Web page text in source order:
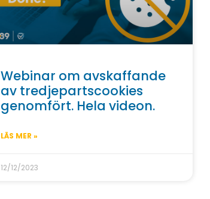
Webinar om avskaffande
av tredjepartscookies
genomfört. Hela videon.
LÄS MER »
12/12/2023